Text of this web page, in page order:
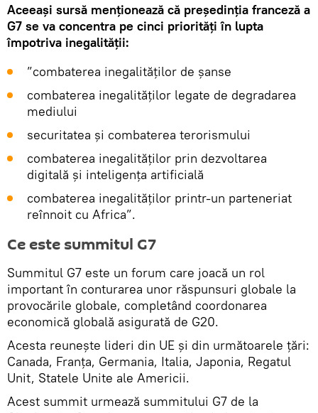
Aceeași sursă menționează că președinția franceză a
G7 se va concentra pe cinci priorități în lupta
împotriva inegalității:
”combaterea inegalităților de șanse
combaterea inegalităților legate de degradarea
mediului
securitatea și combaterea terorismului
combaterea inegalităților prin dezvoltarea
digitală și inteligența artificială
combaterea inegalităților printr-un parteneriat
reînnoit cu Africa”.
Ce este summitul G7
Summitul G7 este un forum care joacă un rol
important în conturarea unor răspunsuri globale la
provocările globale, completând coordonarea
economică globală asigurată de G20.
Acesta reunește lideri din UE și din următoarele țări:
Canada, Franța, Germania, Italia, Japonia, Regatul
Unit, Statele Unite ale Americii.
Acest summit urmează summitului G7 de la